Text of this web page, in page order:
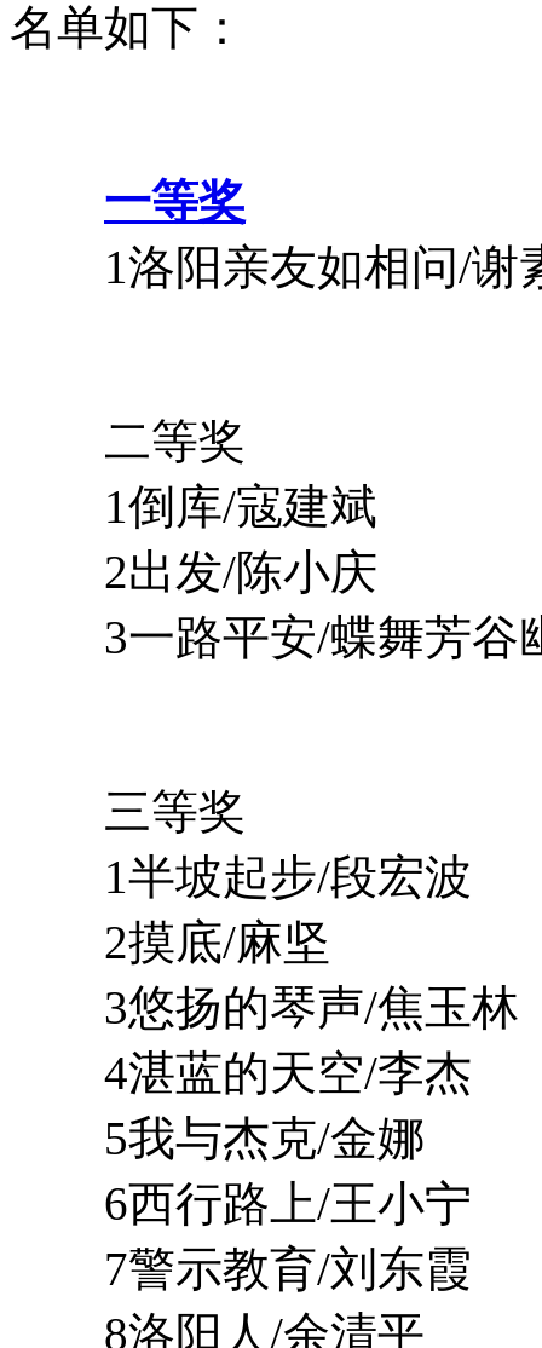
名单如下：
一等奖
1洛阳亲友如相问/谢
二等奖
1倒库/寇建斌
2出发/陈小庆
3一路平安/蝶舞芳谷
三等奖
1半坡起步/段宏波
2摸底/麻坚
3悠扬的琴声/焦玉林
4湛蓝的天空/李杰
5我与杰克/金娜
6西行路上/王小宁
7警示教育/刘东霞
8洛阳人/余清平